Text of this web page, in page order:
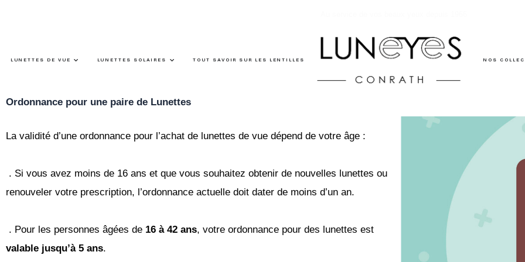
LUNETTES DE VUE Ouvrir Lunettes de vue
LUNETTES SOLAIRES Ouvrir Lunettes solaires
TOUT SAVOIR SUR LES LENTILLES NOS
Ordonnance pour une paire de Lunettes
La validité d’une ordonnance pour l’achat de lunettes de vue dépend de votre âge :
. Si vous avez moins de 16 ans et que vous souhaitez obtenir de nouvelles lunettes ou
renouveler votre prescription, l’ordonnance actuelle doit dater de moins d’un an.
. Pour les personnes âgées de 16 à 42 ans, votre ordonnance pour des lunettes est
valable jusqu’à 5 ans.